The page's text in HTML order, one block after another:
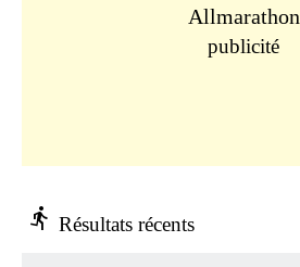
Allmarathon
publicité
directions_run Résultats récents